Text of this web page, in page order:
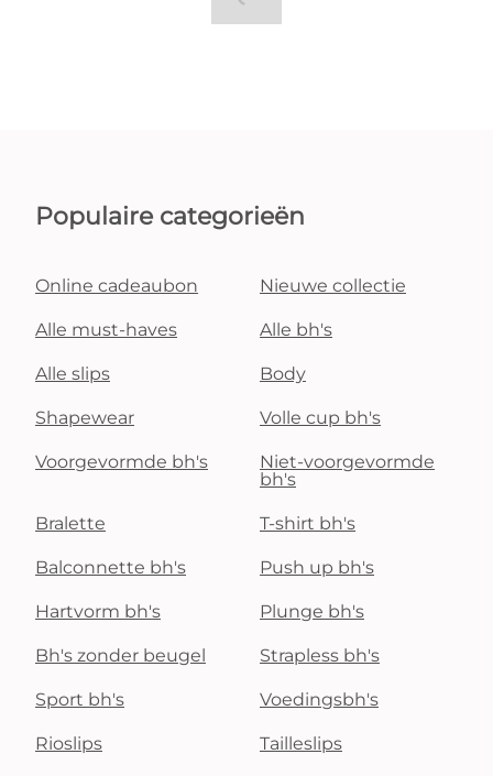
Populaire categorieën
Online cadeaubon Nieuwe collectie
Alle must-haves Alle bh's
Alle slips Body
Shapewear Volle cup bh's
Voorgevormde bh's
Niet-voorgevormde
bh's
Bralette T-shirt bh's
Balconnette bh's Push up bh's
Hartvorm bh's Plunge bh's
Bh's zonder beugel Strapless bh's
Sport bh's Voedingsbh's
Rioslips Tailleslips